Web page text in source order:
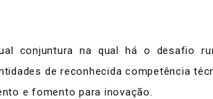
conjuntura na qual há o desafio
de reconhecida competência
e fomento para inovação.